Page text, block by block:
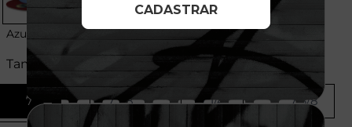
Azul
Tamanhos:
7 7 1/8 7 1/4 7 3/8